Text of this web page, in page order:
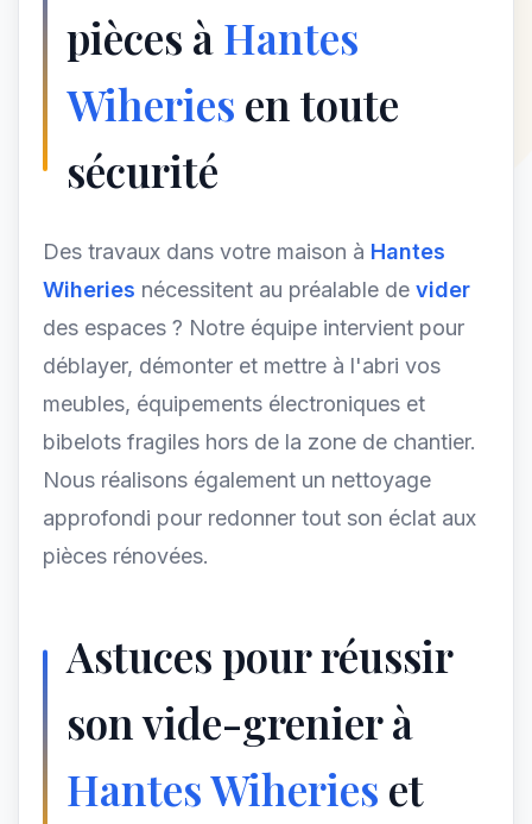
pièces àHantes
Wiheries en toute
sécurité
Des travaux dans votre maison à Hantes
Wiheries nécessitent au préalable de vider
des espaces ? Notre équipe intervient pour
déblayer, démonter et mettre à l'abri vos
meubles, équipements électroniques et
bibelots fragiles hors de la zone de chantier.
Nous réalisons également un nettoyage
approfondi pour redonner tout son éclat aux
pièces rénovées.
Astuces pour réussir
son vide-grenier à
Hantes Wiheries et